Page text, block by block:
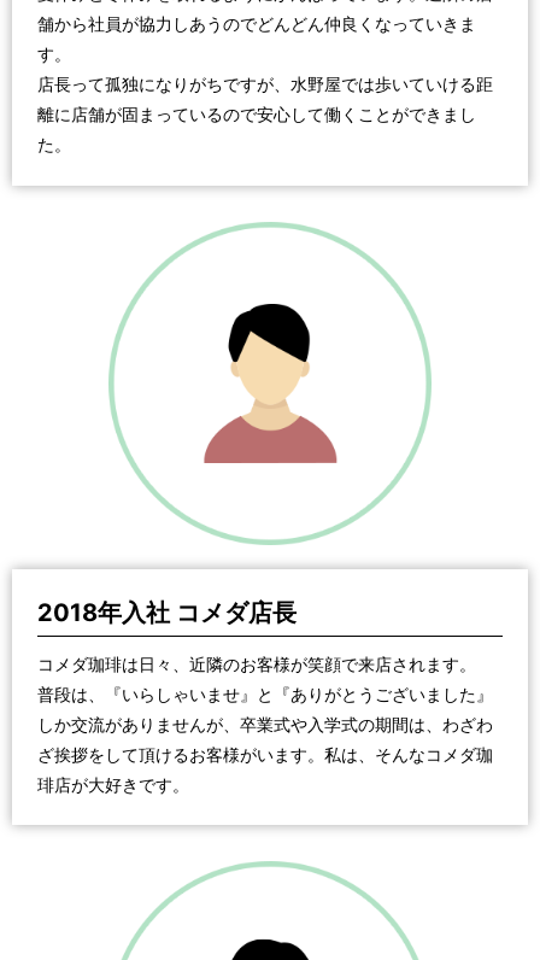
舗から社員が協力しあうのでどんどん仲良くなっていきま
す。
店長って孤独になりがちですが、水野屋では歩いていける距
離に店舗が固まっているので安心して働くことができまし
た。
2018年入社 コメダ店長
コメダ珈琲は日々、近隣のお客様が笑顔で来店されます。
普段は、『いらしゃいませ』と『ありがとうございました』
しか交流がありませんが、卒業式や入学式の期間は、わざわ
ざ挨拶をして頂けるお客様がいます。私は、そんなコメダ珈
琲店が大好きです。